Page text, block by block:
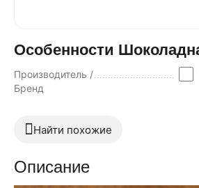
Особенности
Производитель /
Бренд
Найти похожие
Описание